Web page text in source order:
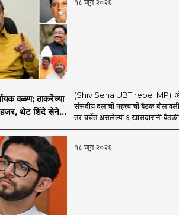
१८ जून २०२६
वळण; ठाकरेंच्या
थेट शिंदे सेनेत
(Shiv Sena UBT rebel MP)
संसदीय दलाची महत्त्वाची बैठक
तर चर्चेत असलेल्या ६ खासदारांनी
१८ जून २०२६